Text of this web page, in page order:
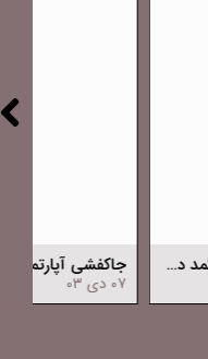
قیمت مبل راحتی جدید | راهنمای جامع قیمت مبل راحتی جدید